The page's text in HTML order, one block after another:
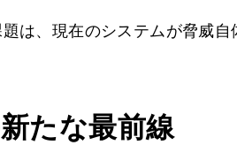
は、現在のシステムが脅威
たな最前線